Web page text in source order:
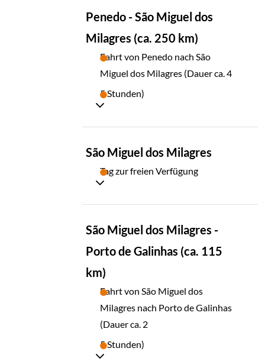
Penedo - São Miguel dos
Milagres (ca. 250 km)
Fahrt von Penedo nach São
Miguel dos Milagres (Dauer ca. 4
5 Stunden)
São Miguel dos Milagres
Tag zur freien Verfügung
São Miguel dos Milagres -
Porto de Galinhas (ca. 115
km)
Fahrt von São Miguel dos
Milagres nach Porto de Galinhas
(Dauer ca. 2
5 Stunden)